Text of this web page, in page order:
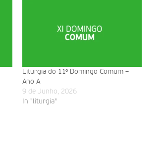
Liturgia do 11º Domingo Comum –
Ano A
9 de Junho, 2026
In "liturgia"